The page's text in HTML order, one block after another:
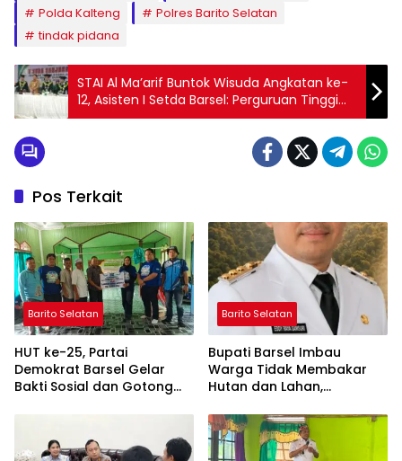
Polda Kalteng
Polres Barito Selatan
tindak pidana
STAI Al Ma’arif Buntok Wisuda Angkatan ke-
12, Asisten I Setda Barsel: Perguruan Tinggi
Adalah Pondasi Kemajuan Daerah
Pos Terkait
Barito Selatan
HUT ke-25, Partai
Demokrat Barsel Gelar
Bakti Sosial dan Gotong
Ashfiya
Barito Selatan
Bupati Barsel Imbau
Warga Tidak Membakar
Hutan dan Lahan,
Bebas Kabut Asap